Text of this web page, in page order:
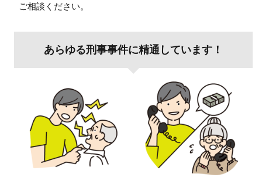
ご相談ください。
あらゆる刑事事件に精通しています！